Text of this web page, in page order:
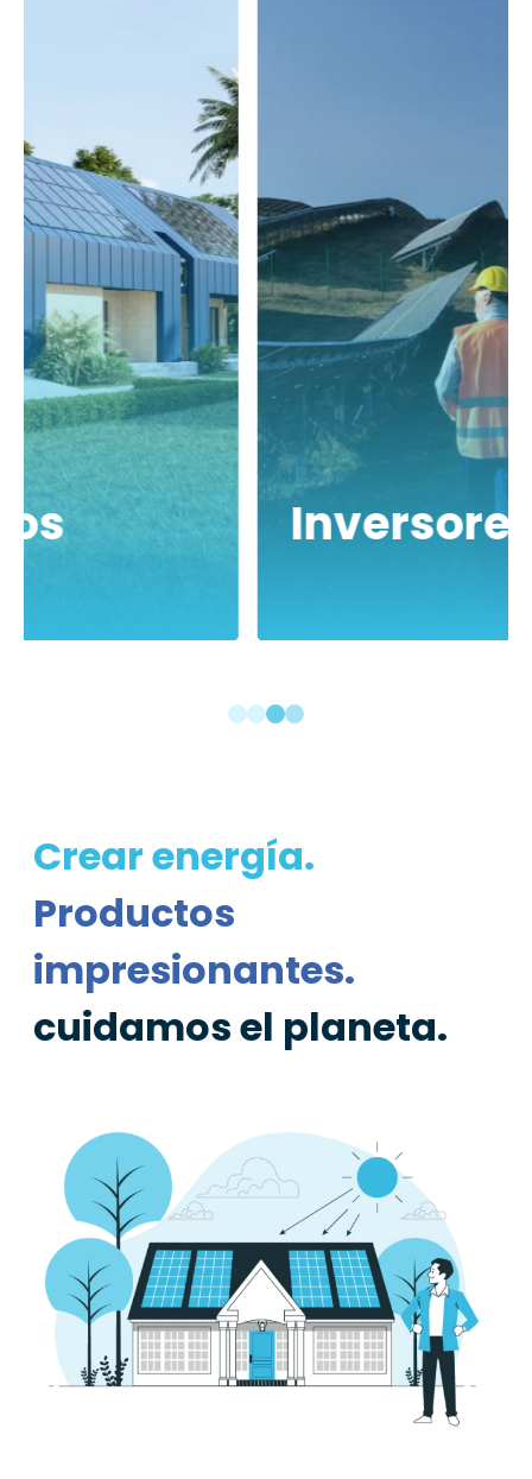
Inversores
Crear energía.
Productos
impresionantes.
cuidamos el planeta.